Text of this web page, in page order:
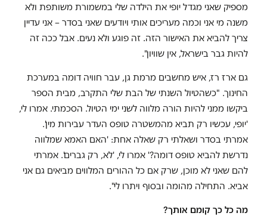
מספיק שאני מגדל יופי את הילדה שלי במשמורת משותפת ולא
משנה מי אני וכמה מעריכים אותי ויודעים שאני בסדר – אני עדיין
צריך להביא את האישור הזה. זה פוגע ולא נעים. אבל ככה זה
להיות גבר בישראל, אין שוויון".
גם ארז רז, איש מחשבים מרמת גן, עבר חוויה דומה במערכת
החינוך. "כשהטיול השנתי של הבת שלי התקרב, מבית הספר
ביקשו ממני להיות הורה מלווה לשני ימי הטיול. הסכמתי. אמרו לי,
'יופי, עכשיו רק תביא מהמשטרה טופס העדר עבירות מין'.
אמרתי בסדר ושאלתי רק שאלה אחת: 'האם האמא שמלווה
נדרשת להביא טופס דומה?' אמרו לי, 'לא, רק גברים'. אמרתי
להם שאני לא מוכן, שרק אם כל ההורים המלווים מביאים גם אני
אביא. התחילה מהומה ובסוף ויתרו לי".
מה כל כך קומם אותך?